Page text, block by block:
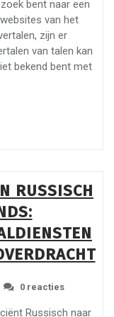
bent naar een
van het
zijn er
van talen kan
bekend bent met
RUSSISCH
0 reacties
Russisch naar